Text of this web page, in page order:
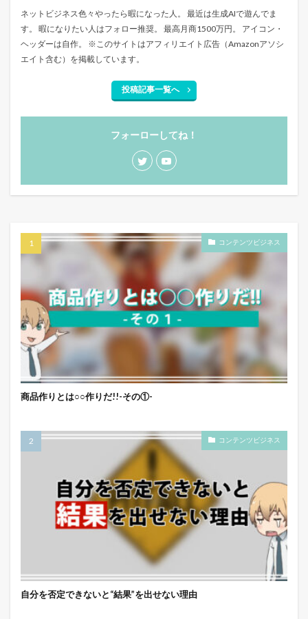
ネットビジネス色々やったら暇になった人。 最近は生成AIで遊んでま
す。 暇になりたい人はフォロー推奨。 最高月商1500万円。 アイコン・
ヘッダーは自作。 ※このサイトはアフィリエイト広告（Amazonアソシ
エイト含む）を掲載しています。
投稿記事一覧へ
フォーローしてね！
コンテンツビジネス
商品作りとは○○作りだ!!-その①-
コンテンツビジネス
自分を否定できないと“結果”を出せない理由